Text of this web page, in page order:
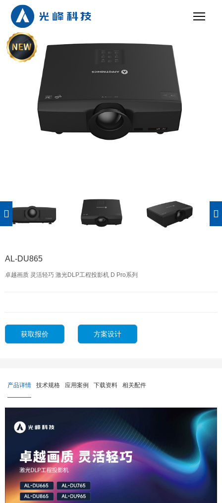
AL-DU865
卓越画质 灵活轻巧 激光DLP工程投影机 D Pro系列
获取报价 方案设计
产品详情 技术规格 应用案例 下载资料 相关配件